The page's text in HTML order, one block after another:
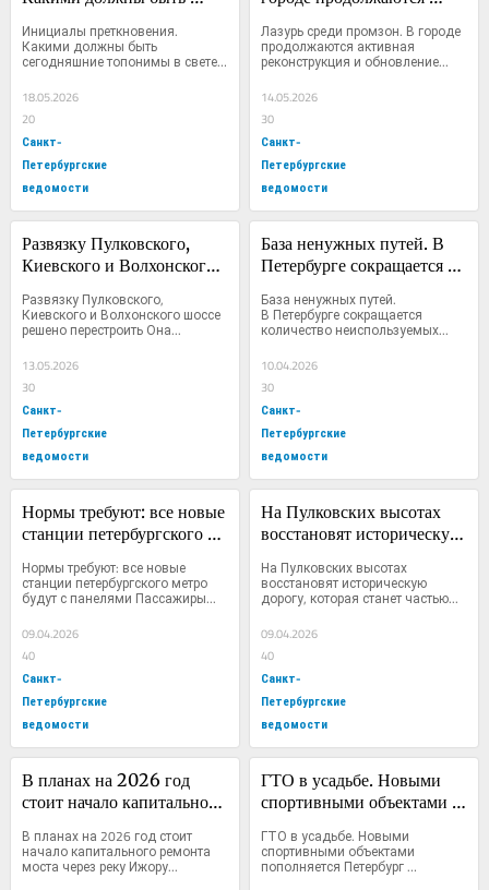
свете правил,
утвержденных
Инициалы преткновения.
Какими должны быть
сегодняшние топонимы в свете
правил,...
18.05.2026
20
Санкт-
Петербургские
ведомости
обновление автобусных
парков
Лазурь среди промзон. В городе
продолжаются активная
реконструкция и обновление...
14.05.2026
30
Санкт-
Петербургские
ведомости
Развязку Пулковского,
Киевского и Волхонского
Развязку Пулковского,
Киевского и Волхонского шоссе
решено перестроить Она...
13.05.2026
30
Санкт-
Петербургские
ведомости
База ненужных путей. В
Петербурге сокращается
неиспользуемых
железнодорожных
База ненужных путей.
В Петербурге сокращается
количество неиспользуемых...
10.04.2026
30
Санкт-
Петербургские
ведомости
Нормы требуют: все новые
станции петербургского
Нормы требуют: все новые
станции петербургского метро
будут с панелями Пассажиры...
09.04.2026
40
Санкт-
Петербургские
ведомости
На Пулковских высотах
восстановят историческую
частью нового жилого
микрорайона
На Пулковских высотах
восстановят историческую
дорогу, которая станет частью...
09.04.2026
40
Санкт-
Петербургские
ведомости
В планах на 2026 год
стоит начало капитального
Ижору в Колпине
В планах на 2026 год стоит
начало капитального ремонта
моста через реку Ижору...
ГТО в усадьбе. Новыми
спортивными объектами
ГТО в усадьбе. Новыми
спортивными объектами
пополняется Петербург